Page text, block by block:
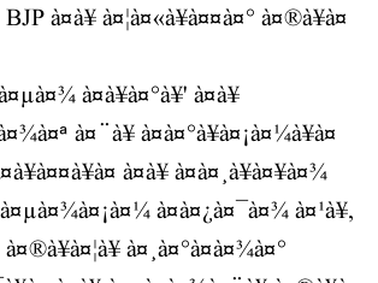
BJP à¤à¥ à¤¦à¤«à¥à¤¤à¤° à¤®à¥à¤
à¤à¥à¤°à¥' à¤à¥
à¤¨à¥ à¤à¤°à¥à¤¡à¤¼à¥à¤
à¤à¥ à¤à¤¸à¥à¤¥à¤¾
à¤à¤¿à¤¯à¤¾ à¤¹à¥,
à¤¸à¤°à¤à¤¾à¤°